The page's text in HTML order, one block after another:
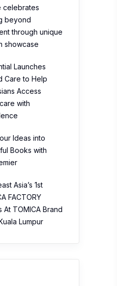
celebrates
beyond
through unique
showcase
Launches
Care to Help
Access
with
Ideas into
Books with
Asia’s 1st
FACTORY
At TOMICA Brand
Lumpur